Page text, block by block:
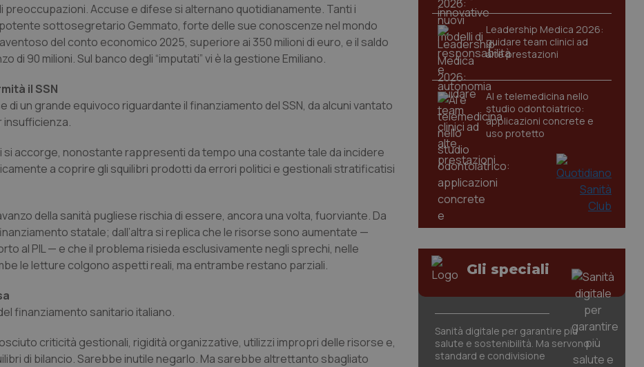
preoccupazioni. Accuse e difese si alternano quotidianamente. Tanti i
sottosegretario Gemmato, forte delle sue conoscenze nel mondo
del conto economico 2025, superiore ai 350 milioni di euro, e il saldo
90 milioni. Sul banco degli “imputati” vi è la gestione Emiliano.
il SSN
un grande equivoco riguardante il finanziamento del SSN, da alcuni vantato
insufficienza.
si accorge, nonostante rappresenti da tempo una costante tale da incidere
a coprire gli squilibri prodotti da errori politici e gestionali stratificatisi
della sanità pugliese rischia di essere, ancora una volta, fuorviante. Da
statale; dall’altra si replica che le risorse sono aumentate —
al PIL — e che il problema risieda esclusivamente negli sprechi, nelle
le letture colgono aspetti reali, ma entrambe restano parziali.
finanziamento sanitario italiano.
criticità gestionali, rigidità organizzative, utilizzi impropri delle risorse e,
di bilancio. Sarebbe inutile negarlo. Ma sarebbe altrettanto sbagliato
Leadership Medica 2026:
guidare team clinici ad
alte prestazioni
AI e telemedicina nello
studio odontoiatrico:
applicazioni concrete e
uso protetto
Gli speciali
Sanità digitale per garantire più
salute e sostenibilità. Ma servono
standard e condivisione